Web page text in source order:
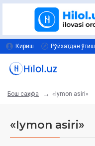
Кириш Рўйхатдан ўтиш
Бош саҳифа «Iymon asiri»
«Iymon asiri»